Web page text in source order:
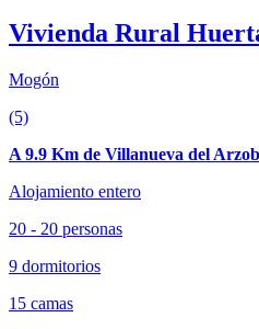
Vivienda Rural
Mogón
(5)
A 9.9 Km de Villanueva del
Alojamiento entero
20 - 20 personas
9 dormitorios
15 camas